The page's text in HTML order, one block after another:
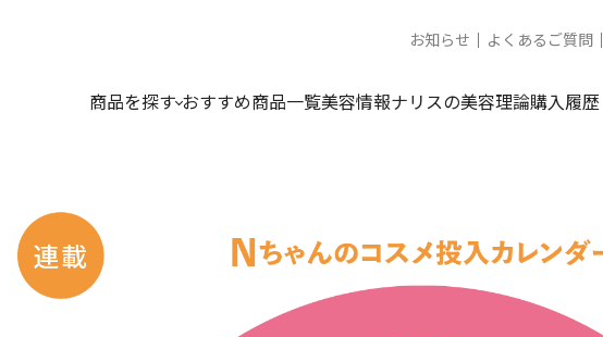
お知らせ よくあるご質問
商品を探す おすすめ商品一覧美容情報ナリスの美容理論購入履歴